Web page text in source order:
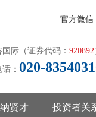
官方微信
国际（证券代码： 920892
： 020-
贤才 投资者关